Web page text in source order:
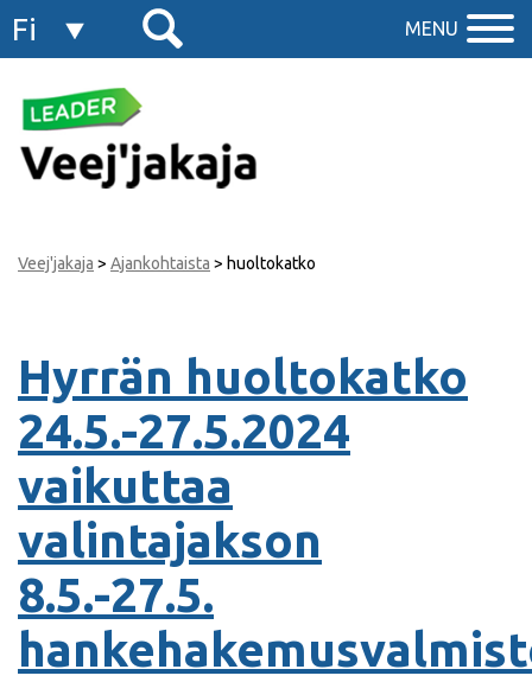
Fi
MENU
Veej'jakaja > Ajankohtaista > huoltokatko
Hyrrän huoltokatko
24.5.-27.5.2024
vaikuttaa
valintajakson
8.5.-27.5.